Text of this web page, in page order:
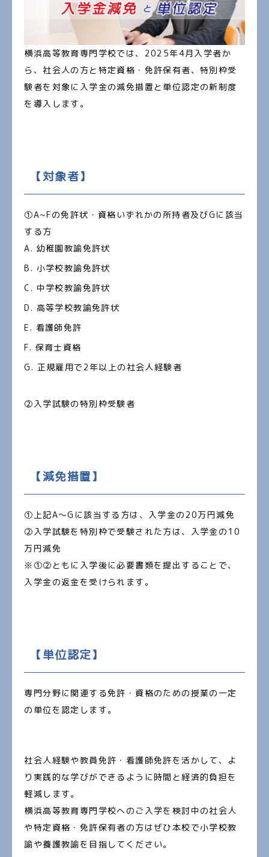
横浜高等教育専門学校では、2025年4月入学者か
ら、社会人の方と特定資格・免許保有者、特別枠受
験者を対象に入学金の減免措置と単位認定の新制度
を導入します。
【対象者】
①A~Fの免許状・資格いずれかの所持者及びGに該当
する方
幼稚園教諭免許状
小学校教諭免許状
中学校教諭免許状
高等学校教諭免許状
看護師免許
保育士資格
正規雇用で2年以上の社会人経験者
②入学試験の特別枠受験者
【減免措置】
①上記A～Gに該当する方は、入学金の20万円減免
②入学試験を特別枠で受験された方は、入学金の10
万円減免
※①②ともに入学後に必要書類を提出することで、
入学金の返金を受けられます。
【単位認定】
専門分野に関連する免許・資格のための授業の一定
の単位を認定します。
社会人経験や教員免許・看護師免許を活かして、よ
り実践的な学びができるように時間と経済的負担を
軽減します。
横浜高等教育専門学校へのご入学を検討中の社会人
や特定資格・免許保有者の方はぜひ本校で小学校教
諭や養護教諭を目指してください。